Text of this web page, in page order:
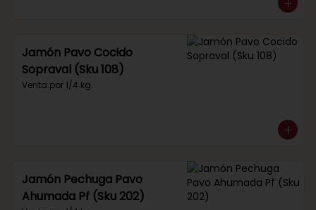
Jamón Pavo Cocido
Sopraval (Sku 108)
Venta por 1/4 kg.
Jamón Pechuga Pavo
Ahumada Pf (Sku 202)